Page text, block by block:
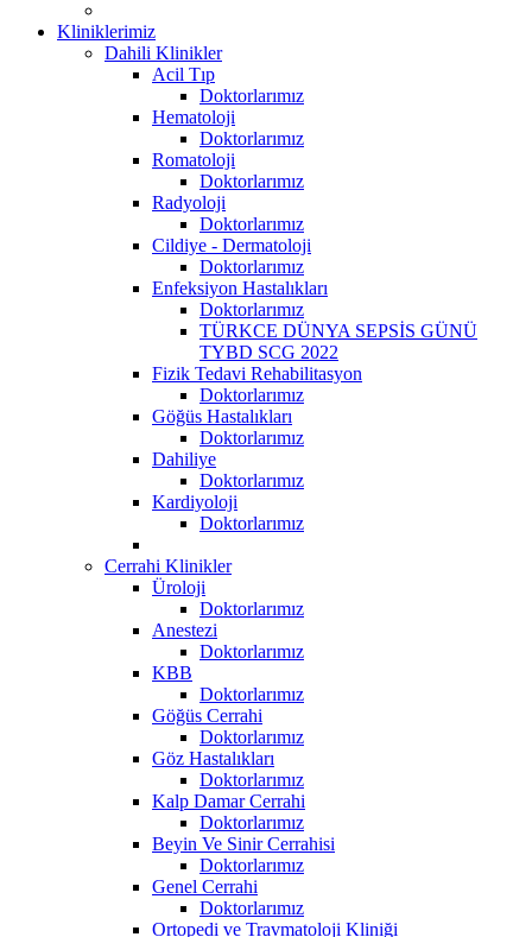
Kliniklerimiz
Dahili Klinikler
Acil Tıp
Doktorlarımız
Hematoloji
Doktorlarımız
Romatoloji
Doktorlarımız
Radyoloji
Doktorlarımız
Cildiye - Dermatoloji
Doktorlarımız
Enfeksiyon Hastalıkları
Doktorlarımız
TÜRKCE DÜNYA SEPSİS GÜNÜ
TYBD SCG 2022
Fizik Tedavi Rehabilitasyon
Doktorlarımız
Göğüs Hastalıkları
Doktorlarımız
Dahiliye
Doktorlarımız
Kardiyoloji
Doktorlarımız
Cerrahi Klinikler
Üroloji
Doktorlarımız
Anestezi
Doktorlarımız
KBB
Doktorlarımız
Göğüs Cerrahi
Doktorlarımız
Göz Hastalıkları
Doktorlarımız
Kalp Damar Cerrahi
Doktorlarımız
Beyin Ve Sinir Cerrahisi
Doktorlarımız
Genel Cerrahi
Doktorlarımız
Ortopedi ve Travmatoloji Kliniği